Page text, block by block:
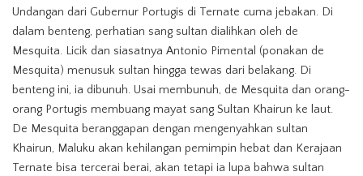
Undangan dari Gubernur Portugis di Ternate cuma jebakan. Di
dalam benteng, perhatian sang sultan dialihkan oleh de
Mesquita. Licik dan siasatnya Antonio Pimental (ponakan de
Mesquita) menusuk sultan hingga tewas dari belakang. Di
benteng ini, ia dibunuh. Usai membunuh, de Mesquita dan orang-
orang Portugis membuang mayat sang Sultan Khairun ke laut.
De Mesquita beranggapan dengan mengenyahkan sultan
Khairun, Maluku akan kehilangan pemimpin hebat dan Kerajaan
Ternate bisa tercerai berai, akan tetapi ia lupa bahwa sultan